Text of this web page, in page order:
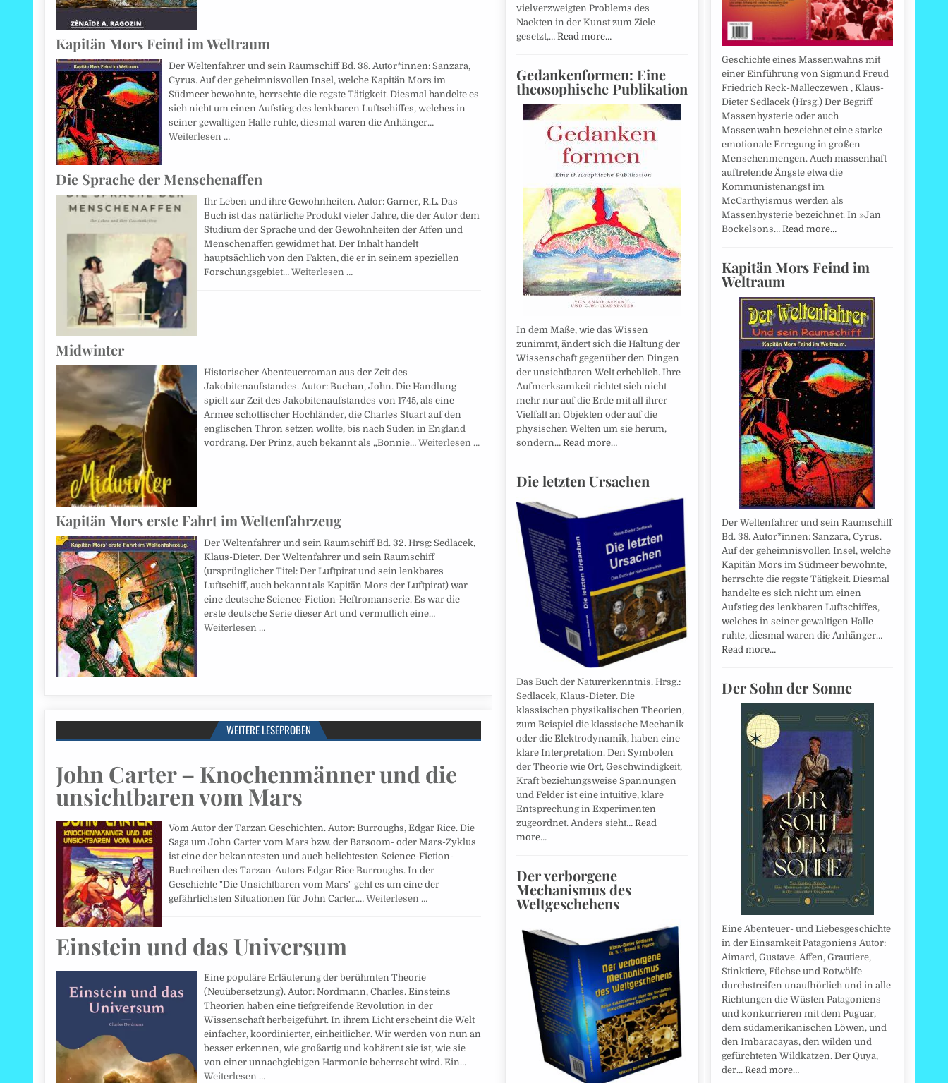
Kapitän Mors Feind im Weltraum
Der Weltenfahrer und sein Raumschiff Bd. 38. Autor*innen: Sanzara,
Cyrus. Auf der geheimnisvollen Insel, welche Kapitän Mors im
Südmeer bewohnte, herrschte die regste Tätigkeit. Diesmal handelte es
sich nicht um einen Aufstieg des lenkbaren Luftschiffes, welches in
seiner gewaltigen Halle ruhte, diesmal waren die Anhänger…
Weiterlesen …
Die Sprache der Menschenaffen
Ihr Leben und ihre Gewohnheiten. Autor: Garner, R.L. Das
Buch ist das natürliche Produkt vieler Jahre, die der Autor dem
Studium der Sprache und der Gewohnheiten der Affen und
Menschenaffen gewidmet hat. Der Inhalt handelt
hauptsächlich von den Fakten, die er in seinem speziellen
Forschungsgebiet…Weiterlesen …
Midwinter
Historischer Abenteuerroman aus der Zeit des
Jakobitenaufstandes. Autor: Buchan, John. Die Handlung
spielt zur Zeit des Jakobitenaufstandes von 1745, als eine
Armee schottischer Hochländer, die Charles Stuart auf den
englischen Thron setzen wollte, bis nach Süden in England
vordrang. Der Prinz, auch bekannt als „Bonnie…Weiterlesen …
Kapitän Mors erste Fahrt im Weltenfahrzeug
Der Weltenfahrer und sein Raumschiff Bd. 32. Hrsg: Sedlacek,
Klaus-Dieter. Der Weltenfahrer und sein Raumschiff
(ursprünglicher Titel: Der Luftpirat und sein lenkbares
Luftschiff, auch bekannt als Kapitän Mors der Luftpirat) war
eine deutsche Science-Fiction-Heftromanserie. Es war die
erste deutsche Serie dieser Art und vermutlich eine…
Weiterlesen …
WEITERE LESEPROBEN
John Carter – Knochenmänner und die
unsichtbaren vom Mars
Vom Autor der Tarzan Geschichten. Autor: Burroughs, Edgar Rice. Die
Saga um John Carter vom Mars bzw. der Barsoom- oder Mars-Zyklus
ist eine der bekanntesten und auch beliebtesten Science-Fiction-
Buchreihen des Tarzan-Autors Edgar Rice Burroughs. In der
Geschichte "Die Unsichtbaren vom Mars" geht es um eine der
gefährlichsten Situationen für John Carter.…Weiterlesen …
Einstein und das Universum
Eine populäre Erläuterung der berühmten Theorie
(Neuübersetzung). Autor: Nordmann, Charles. Einsteins
Theorien haben eine tiefgreifende Revolution in der
Wissenschaft herbeigeführt. In ihrem Licht erscheint die Welt
einfacher, koordinierter, einheitlicher. Wir werden von nun an
besser erkennen, wie großartig und kohärent sie ist, wie sie
von einer unnachgiebigen Harmonie beherrscht wird. Ein…
Weiterlesen …
vielverzweigten Problems des
Nackten in der Kunst zum Ziele
gesetzt,… Read more…
Gedankenformen: Eine
theosophische Publikation
In dem Maße, wie das Wissen
zunimmt, ändert sich die Haltung der
Wissenschaft gegenüber den Dingen
der unsichtbaren Welt erheblich. Ihre
Aufmerksamkeit richtet sich nicht
mehr nur auf die Erde mit all ihrer
Vielfalt an Objekten oder auf die
physischen Welten um sie herum,
sondern… Read more…
Die letzten Ursachen
Das Buch der Naturerkenntnis. Hrsg.:
Sedlacek, Klaus-Dieter. Die
klassischen physikalischen Theorien,
zum Beispiel die klassische Mechanik
oder die Elektrodynamik, haben eine
klare Interpretation. Den Symbolen
der Theorie wie Ort, Geschwindigkeit,
Kraft beziehungsweise Spannungen
und Felder ist eine intuitive, klare
Entsprechung in Experimenten
zugeordnet. Anders sieht… Read
more…
Der verborgene
Mechanismus des
Weltgeschehens
Geschichte eines Massenwahns mit
einer Einführung von Sigmund Freud
Friedrich Reck-Malleczewen , Klaus-
Dieter Sedlacek (Hrsg.) Der Begriff
Massenhysterie oder auch
Massenwahn bezeichnet eine starke
emotionale Erregung in großen
Menschenmengen. Auch massenhaft
auftretende Ängste etwa die
Kommunistenangst im
McCarthyismus werden als
Massenhysterie bezeichnet. In »Jan
Bockelsons… Read more…
Kapitän Mors Feind im
Weltraum
Der Weltenfahrer und sein Raumschiff
Bd. 38. Autor*innen: Sanzara, Cyrus.
Auf der geheimnisvollen Insel, welche
Kapitän Mors im Südmeer bewohnte,
herrschte die regste Tätigkeit. Diesmal
handelte es sich nicht um einen
Aufstieg des lenkbaren Luftschiffes,
welches in seiner gewaltigen Halle
ruhte, diesmal waren die Anhänger…
Read more…
Der Sohn der Sonne
Eine Abenteuer- und Liebesgeschichte
in der Einsamkeit Patagoniens Autor:
Aimard, Gustave. Affen, Grautiere,
Stinktiere, Füchse und Rotwölfe
durchstreifen unaufhörlich und in alle
Richtungen die Wüsten Patagoniens
und konkurrieren mit dem Puguar,
dem südamerikanischen Löwen, und
den Imbaracayas, den wilden und
gefürchteten Wildkatzen. Der Quya,
der… Read more…